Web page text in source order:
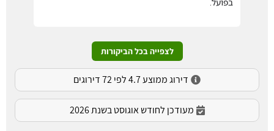
בפועל.
לצפייה בכל הביקורות
דירוג ממוצע 4.7 לפי 72 דירוגים
מעודכן לחודש אוגוסט בשנת 2026